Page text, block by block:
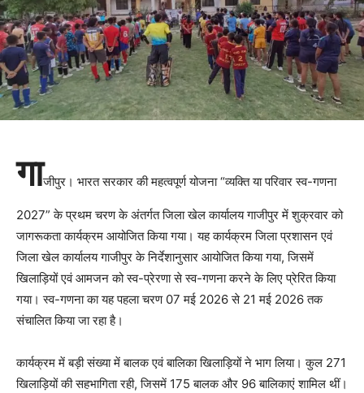
गाजीपुर। भारत सरकार की महत्वपूर्ण योजना “व्यक्ति या परिवार स्व-गणना
2027” के प्रथम चरण के अंतर्गत जिला खेल कार्यालय गाजीपुर में शुक्रवार को
जागरूकता कार्यक्रम आयोजित किया गया। यह कार्यक्रम जिला प्रशासन एवं
जिला खेल कार्यालय गाजीपुर के निर्देशानुसार आयोजित किया गया, जिसमें
खिलाड़ियों एवं आमजन को स्व-प्रेरणा से स्व-गणना करने के लिए प्रेरित किया
गया। स्व-गणना का यह पहला चरण 07 मई 2026 से 21 मई 2026 तक
संचालित किया जा रहा है।
कार्यक्रम में बड़ी संख्या में बालक एवं बालिका खिलाड़ियों ने भाग लिया। कुल 271
खिलाड़ियों की सहभागिता रही, जिसमें 175 बालक और 96 बालिकाएं शामिल थीं।